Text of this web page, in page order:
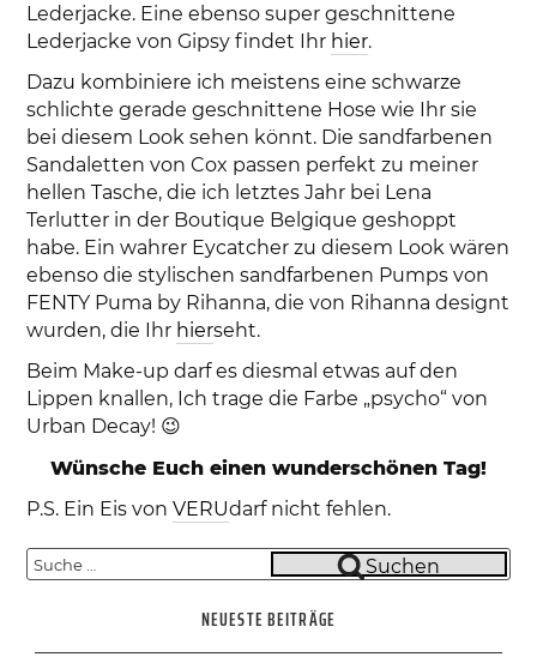
Lederjacke. Eine ebenso super geschnittene
Lederjacke von Gipsy findet Ihr hier.
Dazu kombiniere ich meistens eine schwarze
schlichte gerade geschnittene Hose wie Ihr sie
bei diesem Look sehen könnt. Die sandfarbenen
Sandaletten von Cox passen perfekt zu meiner
hellen Tasche, die ich letztes Jahr bei Lena
Terlutter in der Boutique Belgique geshoppt
habe. Ein wahrer Eycatcher zu diesem Look wären
ebenso die stylischen sandfarbenen Pumps von
FENTY Puma by Rihanna, die von Rihanna designt
wurden, die Ihr hierseht.
Beim Make-up darf es diesmal etwas auf den
Lippen knallen, Ich trage die Farbe „psycho“ von
Urban Decay! 😉
Wünsche Euch einen wunderschönen Tag!
P.S. Ein Eis vonVERUdarf nicht fehlen.
Suche
Suchen
NEUESTE BEITRÄGE